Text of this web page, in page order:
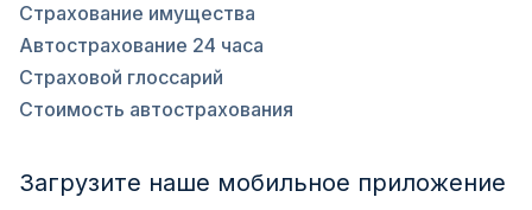
Страхование имущества
Автострахование 24 часа
Страховой глоссарий
Стоимость автострахования
Загрузите наше мобильное приложение